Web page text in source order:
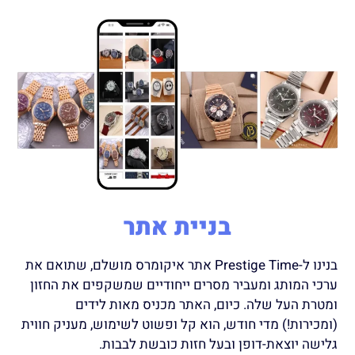
בניית אתר
בנינו ל-Prestige Time אתר איקומרס מושלם, שתואם את
ערכי המותג ומעביר מסרים ייחודיים שמשקפים את החזון
ומטרת העל שלה. כיום, האתר מכניס מאות לידים
(ומכירות!) מדי חודש, הוא קל ופשוט לשימוש, מעניק חווית
גלישה יוצאת-דופן ובעל חזות כובשת לבבות.